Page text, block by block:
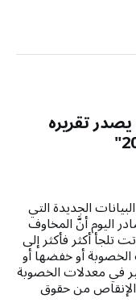
تقريره
2023- تكشف البيانات الجديدة التي
حالة سكان العالم 2023 الصادر اليوم أنَّ المخاوف
تلجأ أكثر فأكثر إلى
أو خفضها أو
في معدلات الخصوبة
الإنقاص من حقوق